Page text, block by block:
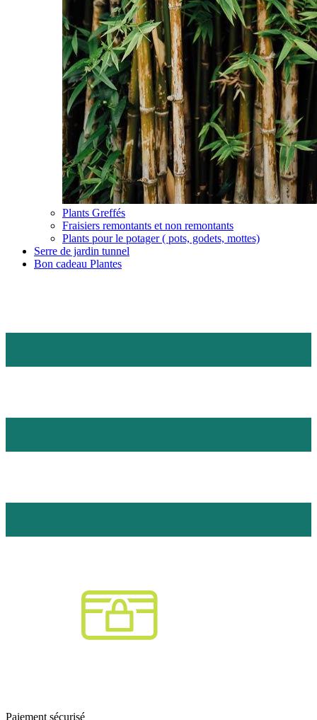
Plants Greffés
Fraisiers remontants et non remontants
Plants pour le potager ( pots, godets, mottes)
Serre de jardin tunnel
Bon cadeau Plantes
Paiement sécurisé